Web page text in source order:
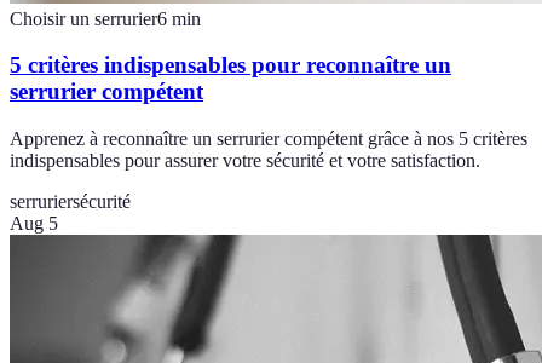
Choisir un serrurier6 min
5 critères indispensables pour reconnaître un
serrurier compétent
Apprenez à reconnaître un serrurier compétent grâce à nos 5 critères
indispensables pour assurer votre sécurité et votre satisfaction.
serruriersécurité
Aug 5